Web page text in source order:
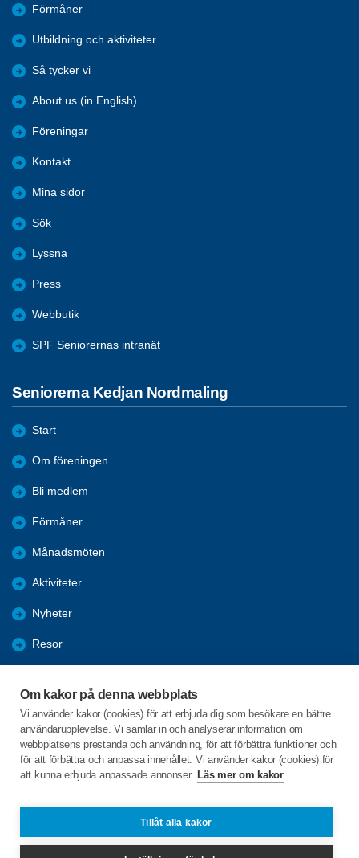
Om kakor på denna webbplats
Vi använder kakor (cookies) för att erbjuda dig som besökare en bättre
användarupplevelse. Vi samlar in och analyserar information om
webbplatsens prestanda och användning, för att förbättra funktioner och
för att förbättra och anpassa innehållet. Vi använder kakor (cookies) för
att kunna erbjuda anpassade annonser. Läs mer om kakor
Tillåt alla kakor
Förmåner
Utbildning och aktiviteter
Så tycker vi
About us (in English)
Föreningar
Kontakt
Mina sidor
Sök
Lyssna
Press
Webbutik
SPF Seniorernas intranät
Seniorerna Kedjan Nordmaling
Start
Om föreningen
Bli medlem
Förmåner
Månadsmöten
Aktiviteter
Nyheter
Resor
Projekt Inte Ensam
Arkiv
C/o:Ingemar Sandström